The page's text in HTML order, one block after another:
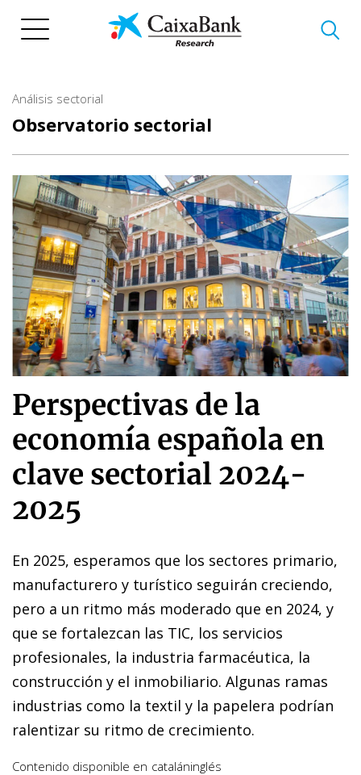
Análisis sectorial
Observatorio sectorial
Perspectivas de la
economía española en
clave sectorial 2024-
2025
En 2025, esperamos que los sectores primario,
manufacturero y turístico seguirán creciendo,
pero a un ritmo más moderado que en 2024, y
que se fortalezcan las TIC, los servicios
profesionales, la industria farmacéutica, la
construcción y el inmobiliario. Algunas ramas
industrias como la textil y la papelera podrían
ralentizar su ritmo de crecimiento.
Contenido disponible en cataláninglés